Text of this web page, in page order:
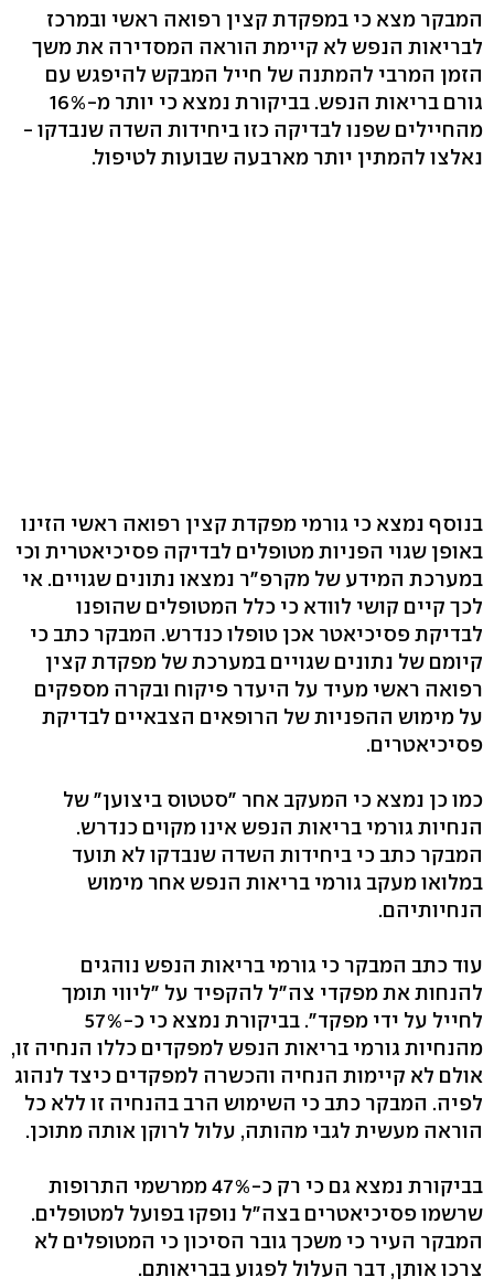
המבקר מצא כי במפקדת קצין רפואה ראשי ובמרכז
לבריאות הנפש לא קיימת הוראה המסדירה את משך
הזמן המרבי להמתנה של חייל המבקש להיפגש עם
גורם בריאות הנפש. בביקורת נמצא כי יותר מ-16%
מהחיילים שפנו לבדיקה כזו ביחידות השדה שנבדקו -
נאלצו להמתין יותר מארבעה שבועות לטיפול.
בנוסף נמצא כי גורמי מפקדת קצין רפואה ראשי הזינו
באופן שגוי הפניות מטופלים לבדיקה פסיכיאטרית וכי
במערכת המידע של מקרפ"ר נמצאו נתונים שגויים. אי
לכך קיים קושי לוודא כי כלל המטופלים שהופנו
לבדיקת פסיכיאטר אכן טופלו כנדרש. המבקר כתב כי
קיומם של נתונים שגויים במערכת של מפקדת קצין
רפואה ראשי מעיד על היעדר פיקוח ובקרה מספקים
על מימוש ההפניות של הרופאים הצבאיים לבדיקת
פסיכיאטרים.
כמו כן נמצא כי המעקב אחר "סטטוס ביצוען" של
הנחיות גורמי בריאות הנפש אינו מקוים כנדרש.
המבקר כתב כי ביחידות השדה שנבדקו לא תועד
במלואו מעקב גורמי בריאות הנפש אחר מימוש
הנחיותיהם.
עוד כתב המבקר כי גורמי בריאות הנפש נוהגים
להנחות את מפקדי צה"ל להקפיד על "ליווי תומך
לחייל על ידי מפקד". בביקורת נמצא כי כ-57%
מהנחיות גורמי בריאות הנפש למפקדים כללו הנחיה זו,
אולם לא קיימות הנחיה והכשרה למפקדים כיצד לנהוג
לפיה. המבקר כתב כי השימוש הרב בהנחיה זו ללא כל
הוראה מעשית לגבי מהותה, עלול לרוקן אותה מתוכן.
בביקורת נמצא גם כי רק כ-47% ממרשמי התרופות
שרשמו פסיכיאטרים בצה"ל נופקו בפועל למטופלים.
המבקר העיר כי משכך גובר הסיכון כי המטופלים לא
צרכו אותן, דבר העלול לפגוע בבריאותם.